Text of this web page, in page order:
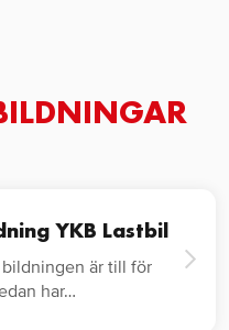
YKB Lastbil
är till för
har…